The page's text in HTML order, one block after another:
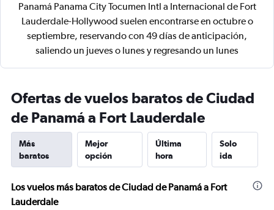
Panamá Panama City Tocumen Intl a Internacional de Fort
Lauderdale-Hollywood suelen encontrarse en octubre o
septiembre, reservando con 49 días de anticipación,
saliendo un jueves o lunes y regresando un lunes
Ofertas de vuelos baratos de Ciudad
de Panamá a Fort Lauderdale
Más
baratos
Mejor
opción
Última
hora
Solo
ida
Los vuelos más baratos de Ciudad de Panamá a Fort
Lauderdale